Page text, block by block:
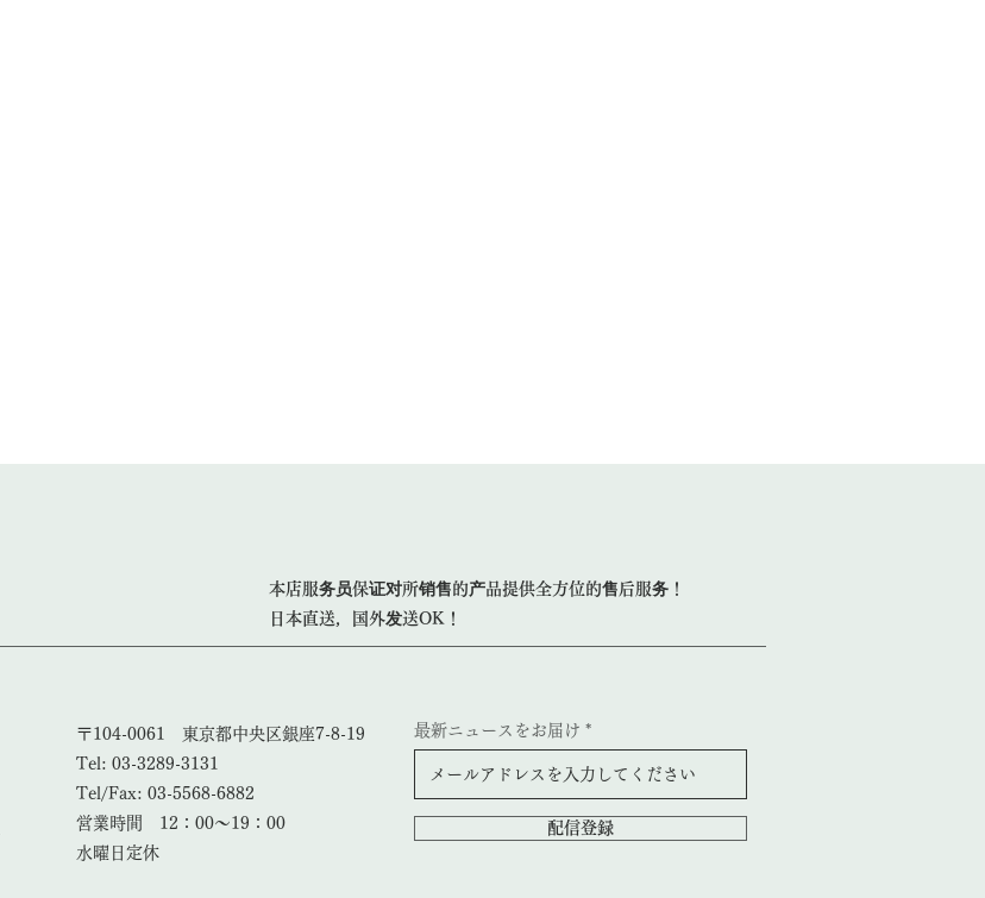
本店服务员保证对所销售的产品提供全方位的售后服务！
日本直送，国外发送OK！
〒104-0061 東京都中央区銀座7-8-19
Tel: 03-3289-3131
Tel/Fax: 03-5568-6882
営業時間 12：00～19：00
​水曜日定休
最新ニュースをお届け
配信登録